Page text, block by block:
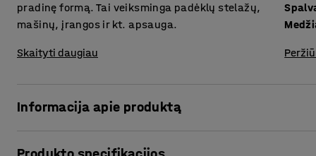
pradinę formą. Tai veiksminga padėklų stelažų,
mašinų, įrangos ir kt. apsauga.
Skaityti daugiau
Informacija apie produktą